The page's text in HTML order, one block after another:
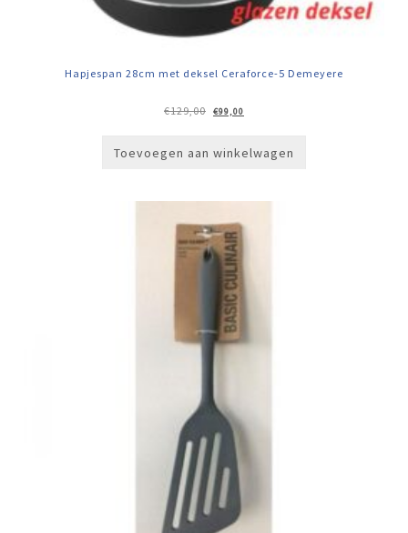
Hapjespan 28cm met deksel Ceraforce-5 Demeyere
€129,00
Oorspronkelijke
prijs
€99,00
prijs
Toevoegen aan winkelwagen